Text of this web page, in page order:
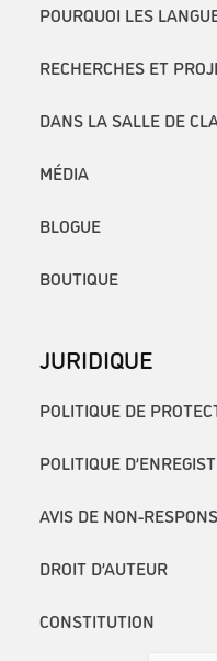
POURQUOI LES
RECHERCHES ET
DANS LA SALLE DE
MÉDIA
BLOGUE
BOUTIQUE
JURIDIQUE
POLITIQUE DE
POLITIQUE
AVIS DE NON-
DROIT D’AUTEUR
CONSTITUTION